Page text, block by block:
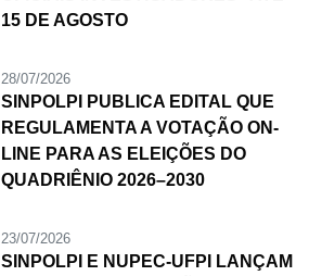
15 DE AGOSTO
28/07/2026
SINPOLPI PUBLICA EDITAL QUE
REGULAMENTA A VOTAÇÃO ON-
LINE PARA AS ELEIÇÕES DO
QUADRIÊNIO 2026–2030
23/07/2026
SINPOLPI E NUPEC-UFPI LANÇAM